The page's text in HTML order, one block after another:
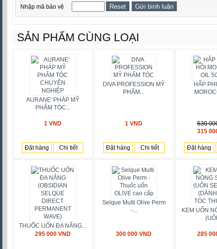
Nhập mã bảo vệ
SẢN PHẨM CÙNG LOẠI
AURANE' PHÁP MỸ
PHẨM TÓC...
1 VND
Đặt hàng Chi tiết
DIVA PROFESSION MỸ
PHẨM...
1 VND
Đặt hàng Chi tiết
HẤP
630
315
Đặt hàng
THUỐC UỐN ĐA NĂNG...
295 000 VND
Selque Multi Olive Perm
-...
300 000 VND
KEM UỐN
285